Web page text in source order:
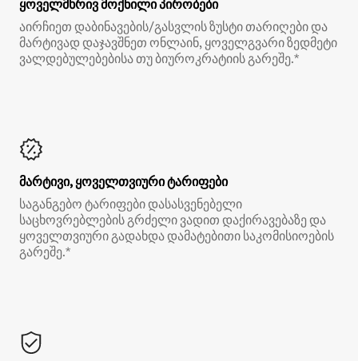
ყოველმხრივ მოქნილი პირობები
აირჩიეთ დაბინავების/გასვლის ზუსტი თარიღები და
მარტივად დაჯავშნეთ ონლაინ, ყოველგვარი ზედმეტი
ვალდებულებებისა თუ ბიუროკრატიის გარეშე.*
მარტივი, ყოველთვიური ტარიფები
საგანგებო ტარიფები დასასვენებელი
საცხოვრებლების გრძელი ვადით დაქირავებაზე და
ყოველთვიური გადახდა დამატებითი საკომისიოების
გარეშე.*